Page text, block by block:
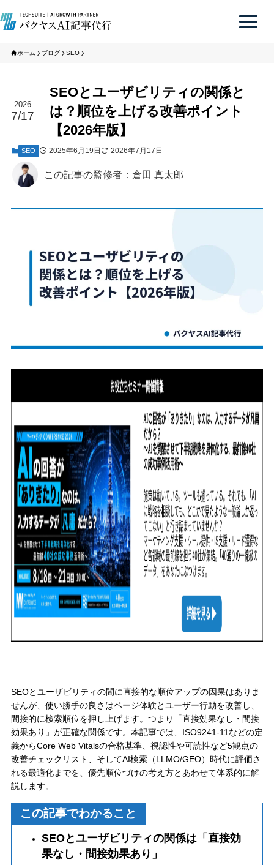
ホーム ブログ SEO
SEOとユーザビリティの関係と
は？順位を上げる改善ポイント
【2026年版】
2026
7/17
SEO 2025年6月19日 2026年7月17日
この記事の監修者：倉田 真太郎
SEOとユーザビリティの間に直接的な順位アップの因果はありま
せんが、使い勝手の良さはページ体験とユーザー行動を改善し、
間接的に検索順位を押し上げます。つまり「直接効果なし・間接
効果あり」が正確な関係です。本記事では、ISO9241-11などの定
義からCore Web Vitalsの合格基準、視認性や可読性など5観点の
改善チェックリスト、そしてAI検索（LLMO/GEO）時代に評価さ
れる最適化までを、優先順位づけの考え方とあわせて体系的に解
説します。
この記事でわかること
SEOとユーザビリティの関係は「直接効
果なし・間接効果あり」